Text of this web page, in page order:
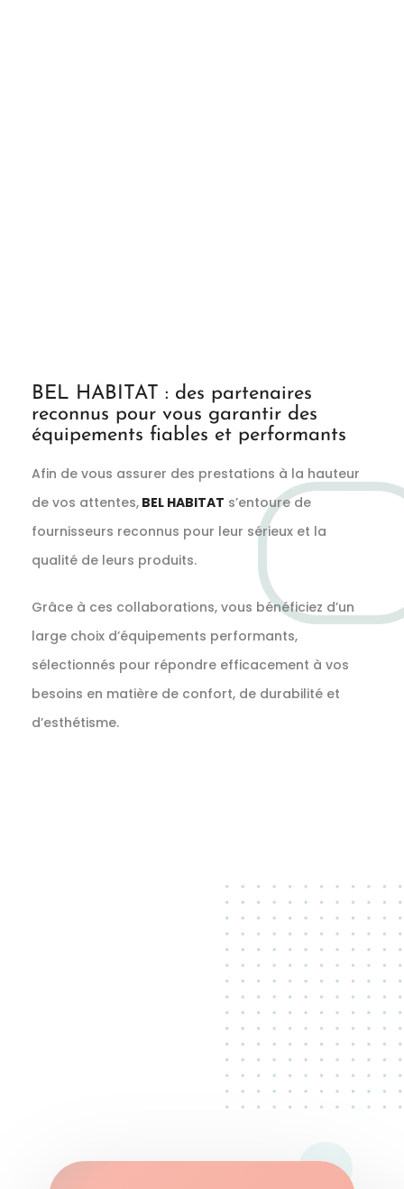
BEL HABITAT : des partenaires
reconnus pour vous garantir des
équipements fiables et performants
Afin de vous assurer des prestations à la hauteur
de vos attentes, BEL HABITAT s’entoure de
fournisseurs reconnus pour leur sérieux et la
qualité de leurs produits.
Grâce à ces collaborations, vous bénéficiez d’un
large choix d’équipements performants,
sélectionnés pour répondre efficacement à vos
besoins en matière de confort, de durabilité et
d’esthétisme.